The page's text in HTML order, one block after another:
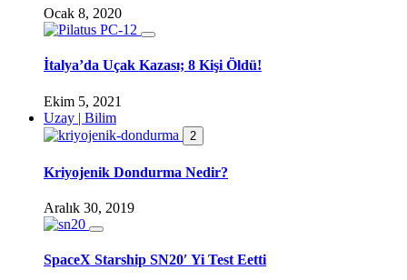
Ocak 8, 2020
İtalya’da Uçak Kazası; 8 Kişi Öldü!
Ekim 5, 2021
Uzay | Bilim
2
Kriyojenik Dondurma Nedir?
Aralık 30, 2019
SpaceX Starship SN20′ Yi Test Eetti